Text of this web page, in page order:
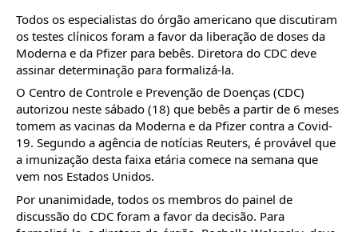
Todos os especialistas do órgão americano que discutiram
os testes clínicos foram a favor da liberação de doses da
Moderna e da Pfizer para bebês. Diretora do CDC deve
assinar determinação para formalizá-la.
O Centro de Controle e Prevenção de Doenças (CDC)
autorizou neste sábado (18) que bebês a partir de 6 meses
tomem as vacinas da Moderna e da Pfizer contra a Covid-
19. Segundo a agência de notícias Reuters, é provável que
a imunização desta faixa etária comece na semana que
vem nos Estados Unidos.
Por unanimidade, todos os membros do painel de
discussão do CDC foram a favor da decisão. Para